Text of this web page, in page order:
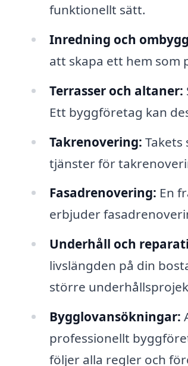
funktionellt sätt.
Inredning och
att skapa ett hem som
Terrasser och altaner:
Ett byggföretag kan
Takrenovering:
tjänster för
Fasadrenovering: En
erbjuder
Underhåll och
livslängden på din
större
Bygglovansökningar:
professionellt
följer alla regler och